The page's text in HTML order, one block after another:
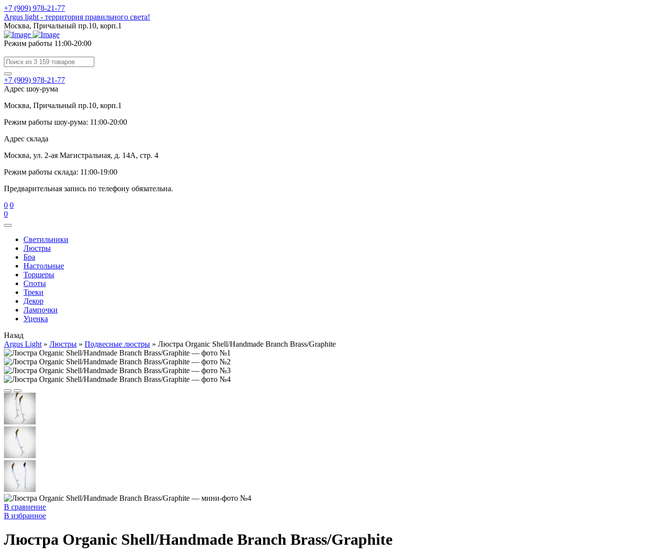
+7 (909) 978-21-77
Argus light - территория правильного света!
Москва, Причальный пр.10, корп.1
Режим работы 11:00-20:00
+7 (909) 978-21-77
Адрес шоу-рума
Москва, Причальный пр.10, корп.1
Режим работы шоу-рума: 11:00-20:00
Адрес склада
Москва, ул. 2-ая Магистральная, д. 14А, стр. 4
Режим работы склада: 11:00-19:00
Предварительная запись по телефону обязательна.
0 0
0
Cветильники
Люстры
Бра
Настольные
Торшеры
Споты
Треки
Декор
Лампочки
Уценка
Назад
Argus Light » Люстры » Подвесные люстры » Люстра Organic Shell/Handmade Branch Brass/Graphite
В сравнение
В избранное
Люстра Organic Shell/Handmade Branch Brass/Graphite